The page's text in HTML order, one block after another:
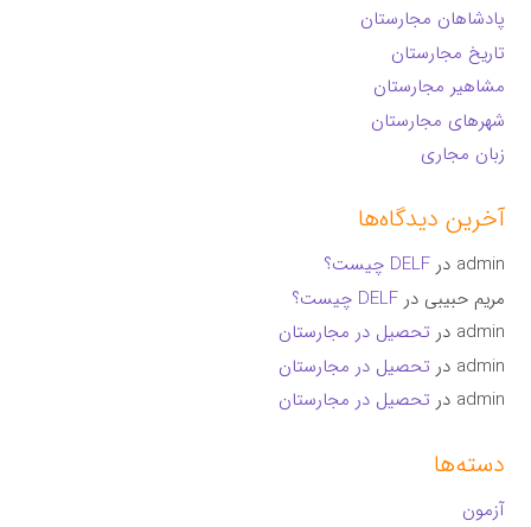
پادشاهان مجارستان
تاریخ مجارستان
مشاهیر مجارستان
شهرهای مجارستان
زبان مجاری
آخرین دیدگاه‌ها
admin درDELF چیست؟
مریم حبیبی درDELF چیست؟
admin در تحصیل در مجارستان
admin در تحصیل در مجارستان
admin در تحصیل در مجارستان
دسته‌ها
آزمون